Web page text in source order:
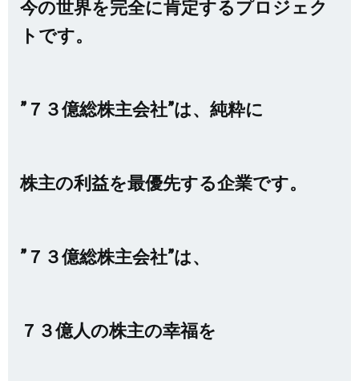
今の世界を完全に肯定するプロジェク
トです。
”７３億総株主会社”は、純粋に
株主の利益を最優先する企業です。
”７３億総株主会社”は、
７３億人の株主の幸福を